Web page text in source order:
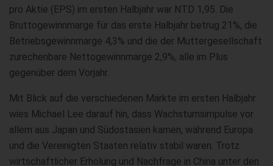
pro Aktie (EPS) im ersten Halbjahr war NTD 1,95. Die
Bruttogewinnmarge für das erste Halbjahr betrug 21%, die
Betriebsgewinnmarge 4,3% und die der Muttergesellschaft
zurechenbare Nettogewinnmarge 2,9%, alle im Plus
gegenüber dem Vorjahr.
Mit Blick auf die verschiedenen Märkte im ersten Halbjahr
wies Michael Lee darauf hin, dass Wachstumsimpulse vor
allem aus Japan und Südostasien kamen, während Europa
und die Vereinigten Staaten relativ stabil waren. Trotz
wirtschaftlicher Erholung und Nachfrage in China unter den